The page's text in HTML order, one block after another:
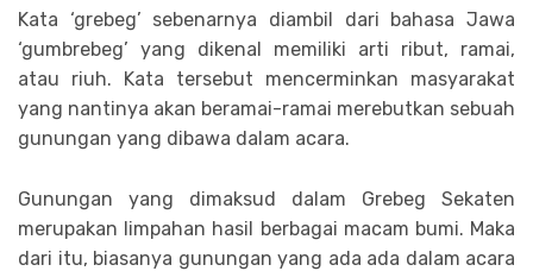
Kata ‘grebeg’ sebenarnya diambil dari bahasa Jawa
‘gumbrebeg’ yang dikenal memiliki arti ribut, ramai,
atau riuh. Kata tersebut mencerminkan masyarakat
yang nantinya akan beramai-ramai merebutkan sebuah
gunungan yang dibawa dalam acara.
Gunungan yang dimaksud dalam Grebeg Sekaten
merupakan limpahan hasil berbagai macam bumi. Maka
dari itu, biasanya gunungan yang ada ada dalam acara